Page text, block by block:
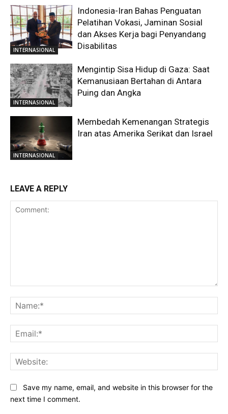
INTERNASIONAL
Indonesia-Iran Bahas Penguatan
Pelatihan Vokasi, Jaminan Sosial
dan Akses Kerja bagi Penyandang
Disabilitas
INTERNASIONAL
Mengintip Sisa Hidup di Gaza: Saat
Kemanusiaan Bertahan di Antara
Puing dan Angka
INTERNASIONAL
Membedah Kemenangan Strategis
Iran atas Amerika Serikat dan Israel
LEAVE A REPLY
Save my name, email, and website in this browser for the
next time I comment.